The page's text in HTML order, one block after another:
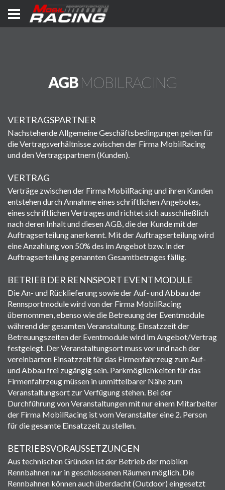
AGBMOBILRACING
VERTRAGSPARTNER
Nachstehende Allgemeine Geschäftsbedingungen gelten für
die Vertragsverhältnisse zwischen der Firma MobilRacing
und den Vertragspartnern (Kunden).
VERTRAG
Verträge zwischen der Firma MobilRacing und ihren Kunden
entstehen durch Annahme eines schriftlichen Angebotes,
eines schriftlichen Vertrages und richtet sich ausschließlich
nach deren Inhalt und diesen AGB, die der Kunde mit der
Auftragserteilung anerkennt. Mit der Auftragserteilung wird
eine Anzahlung von 50% des im Angebot bzw. in der
Auftragserteilung genannten Gesamtbetrages fällig.
BETRIEB DER RENNSPORT EVENTMODULE
Die An- und Rücklieferung sowie der Auf- und Abbau der
Rennsportmodule wird von der Firma MobilRacing
übernommen, ebenso wie die Betreuung der Eventmodule
während der gesamten Veranstaltung. Einsatzzeit der
Betreuungszeiten der Eventmodule wird im Angebot/Vertrag
festgelegt. Der Veranstaltungsort muss vor und nach der
vereinbarten Einsatzzeit für das Firmenfahrzeug zum Auf-
und Abbau frei zugängig sein. Parkmöglichkeiten für das
Firmenfahrzeug müssen in unmittelbarer Nähe zum
Veranstaltungsort zur Verfügung stehen. Bei der
Durchführung von Veranstaltungen mit nur einem Mitarbeiter
der Firma MobilRacing ist vom Veranstalter eine 2. Person
für die gesamte Einsatzzeit zu stellen.
BETRIEBSVORAUSSETZUNGEN
Aus technischen Gründen ist der Betrieb der mobilen
Rennbahnen nur in geschlossenen Räumen möglich. Die
Rennbahnen können auch überdacht (Outdoor) eingesetzt